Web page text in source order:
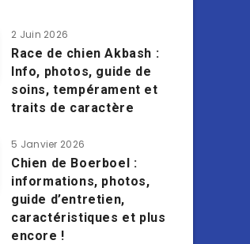
2 Juin 2026
Race de chien Akbash :
Info, photos, guide de
soins, tempérament et
traits de caractère
5 Janvier 2026
Chien de Boerboel :
informations, photos,
guide d’entretien,
caractéristiques et plus
encore !